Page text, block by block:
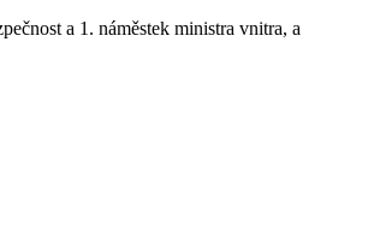
a 1. náměstek ministra vnitra, a